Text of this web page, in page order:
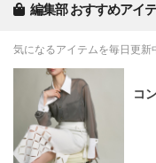
編集部 おすすめアイ
気になるアイテムを毎日更新
コ